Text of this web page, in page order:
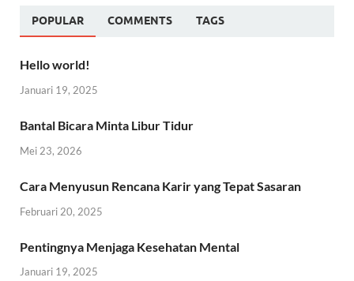
POPULAR COMMENTS TAGS
Hello world!
Januari 19, 2025
Bantal Bicara Minta Libur Tidur
Mei 23, 2026
Cara Menyusun Rencana Karir yang Tepat Sasaran
Februari 20, 2025
Pentingnya Menjaga Kesehatan Mental
Januari 19, 2025